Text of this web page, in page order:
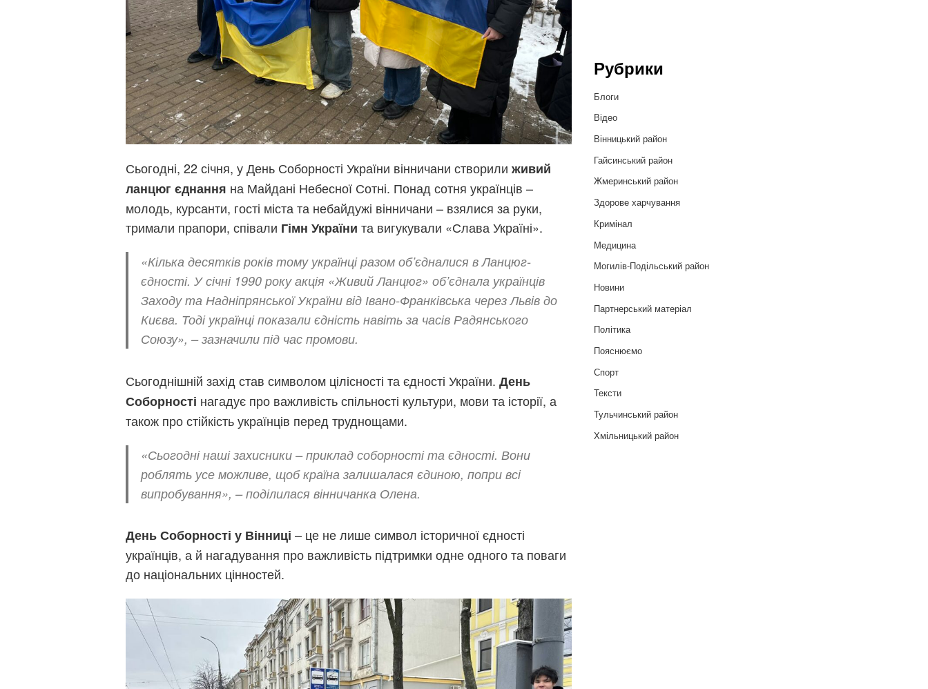
Сьогодні, 22 січня, у День Соборності України вінничани створили живий
ланцюг єднання на Майдані Небесної Сотні. Понад сотня українців –
молодь, курсанти, гості міста та небайдужі вінничани – взялися за руки,
тримали прапори, співали Гімн України та вигукували «Слава Україні».
«Кілька десятків років тому українці разом об’єдналися в Ланцюг-
єдності. У січні 1990 року акція «Живий Ланцюг» об’єднала українців
Заходу та Надніпрянської України від Івано-Франківська через Львів до
Києва. Тоді українці показали єдність навіть за часів Радянського
Союзу», – зазначили під час промови.
Сьогоднішній захід став символом цілісності та єдності України. День
Соборності нагадує про важливість спільності культури, мови та історії, а
також про стійкість українців перед труднощами.
«Сьогодні наші захисники – приклад соборності та єдності. Вони
роблять усе можливе, щоб країна залишалася єдиною, попри всі
випробування», – поділилася вінничанка Олена.
День Соборності у Вінниці – це не лише символ історичної єдності
українців, а й нагадування про важливість підтримки одне одного та поваги
до національних цінностей.
Рубрики
Блоги
Відео
Вінницький район
Гайсинський район
Жмеринський район
Здорове харчування
Кримінал
Медицина
Могилів-Подільський район
Новини
Партнерський матеріал
Політика
Пояснюємо
Спорт
Тексти
Тульчинський район
Хмільницький район